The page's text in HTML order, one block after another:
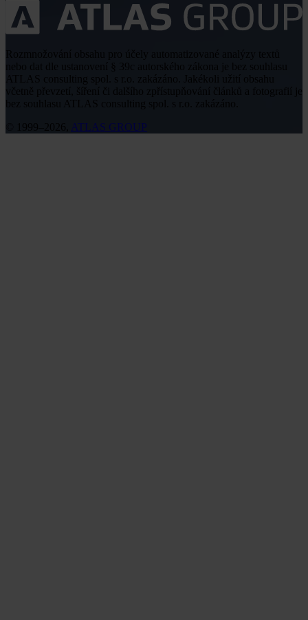
včetně převzetí, šíření či dalšího zpřístupňování článků a fotografií je
ATLAS GROUP